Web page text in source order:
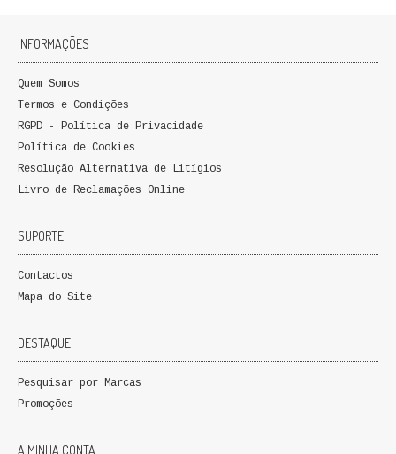
OUTROS TEMAS
QUEM SOMOS
CONTACTOS
INFORMAÇÕES
Quem Somos
Termos e Condições
RGPD - Política de Privacidade
Política de Cookies
Resolução Alternativa de Litígios
Livro de Reclamações Online
SUPORTE
Contactos
Mapa do Site
DESTAQUE
Pesquisar por Marcas
Promoções
A MINHA CONTA